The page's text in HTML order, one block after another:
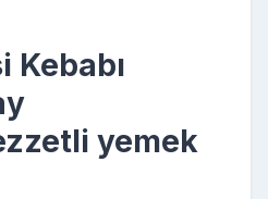
Kebabı
yemek